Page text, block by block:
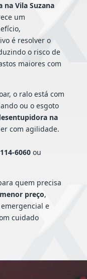
Vila Suzana
um
é resolver o
o risco de
maiores com
o ralo está com
ou o esgoto
na
com agilidade.
6060ou
quem precisa
preço,
e
cuidado